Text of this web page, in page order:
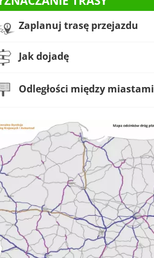
Zaplanuj trasę przejazdu
Jak dojadę
Odległości między miastami